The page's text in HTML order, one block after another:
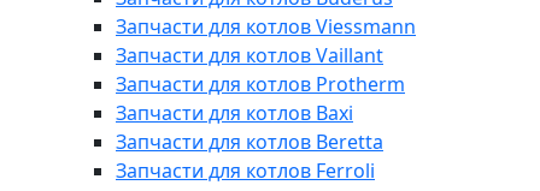
Запчасти для котлов Viessmann
Запчасти для котлов Vaillant
Запчасти для котлов Protherm
Запчасти для котлов Baxi
Запчасти для котлов Beretta
Запчасти для котлов Ferroli